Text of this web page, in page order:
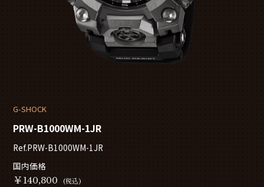
G-SHOCK
PRW-B1000WM-1JR
Ref.PRW-B1000WM-1JR
国内価格
￥140,800 (税込)